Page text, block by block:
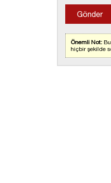
Önemli Not:
hiçbir şekilde